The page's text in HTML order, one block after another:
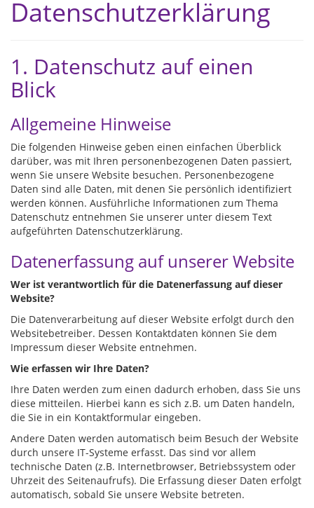
Datenschutzerklärung
1. Datenschutz auf einen
Blick
Allgemeine Hinweise
Die folgenden Hinweise geben einen einfachen Überblick
darüber, was mit Ihren personenbezogenen Daten passiert,
wenn Sie unsere Website besuchen. Personenbezogene
Daten sind alle Daten, mit denen Sie persönlich identifiziert
werden können. Ausführliche Informationen zum Thema
Datenschutz entnehmen Sie unserer unter diesem Text
aufgeführten Datenschutzerklärung.
Datenerfassung auf unserer Website
Wer ist verantwortlich für die Datenerfassung auf dieser
Website?
Die Datenverarbeitung auf dieser Website erfolgt durch den
Websitebetreiber. Dessen Kontaktdaten können Sie dem
Impressum dieser Website entnehmen.
Wie erfassen wir Ihre Daten?
Ihre Daten werden zum einen dadurch erhoben, dass Sie uns
diese mitteilen. Hierbei kann es sich z.B. um Daten handeln,
die Sie in ein Kontaktformular eingeben.
Andere Daten werden automatisch beim Besuch der Website
durch unsere IT-Systeme erfasst. Das sind vor allem
technische Daten (z.B. Internetbrowser, Betriebssystem oder
Uhrzeit des Seitenaufrufs). Die Erfassung dieser Daten erfolgt
automatisch, sobald Sie unsere Website betreten.